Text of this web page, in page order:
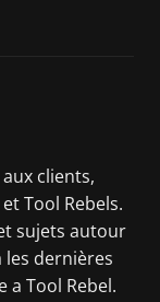
clients,
Tool Rebels.
sujets autour
les dernières
a Tool Rebel.